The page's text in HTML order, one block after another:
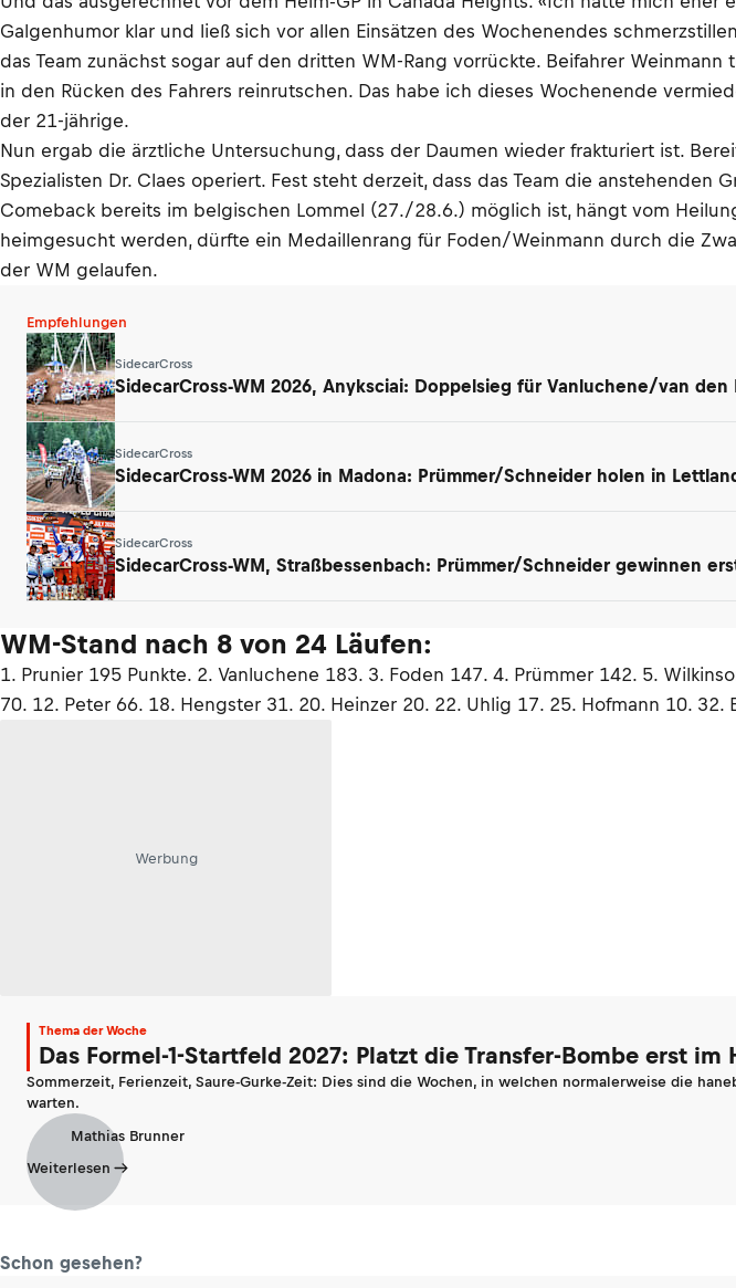
Galgenhumor klar und ließ sich vor allen Einsätzen des Wochenendes
das Team zunächst sogar auf den dritten WM-Rang vorrückte. Beifahrer
in den Rücken des Fahrers reinrutschen. Das habe ich dieses Wochenende
der 21-jährige.
Nun ergab die ärztliche Untersuchung, dass der Daumen wieder frakturiert ist.
Spezialisten Dr. Claes operiert. Fest steht derzeit, dass das Team die anstehenden
Comeback bereits im belgischen Lommel (27./28.6.) möglich ist, hängt vom
heimgesucht werden, dürfte ein Medaillenrang für Foden/Weinmann durch die
der WM gelaufen.
Empfehlungen
SidecarCross
SidecarCross-WM 2026, Anyksciai: Doppelsieg für Vanluchene/van den
SidecarCross
SidecarCross-WM 2026 in Madona: Prümmer/Schneider holen in
SidecarCross
SidecarCross-WM, Straßbessenbach: Prümmer/Schneider gewinnen
WM-Stand nach 8 von 24 Läufen:
1. Prunier 195 Punkte. 2. Vanluchene 183. 3. Foden 147. 4. Prümmer 142. 5.
70. 12. Peter 66. 18. Hengster 31. 20. Heinzer 20. 22. Uhlig 17. 25. Hofmann 10. 32.
Werbung
Thema der Woche
Das Formel-1-Startfeld 2027: Platzt die Transfer-Bombe erst im
Sommerzeit, Ferienzeit, Saure-Gurke-Zeit: Dies sind die Wochen, in welchen normalerweise die
warten.
Mathias Brunner
Weiterlesen
Schon gesehen?